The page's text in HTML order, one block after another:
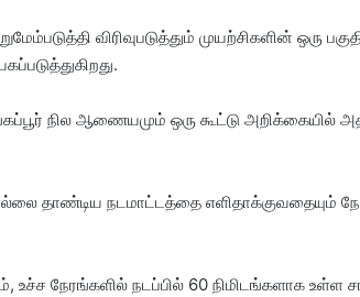
விரிவுபடுத்தும் முயற்சிகளின் ஒரு
நில ஆணையமும் ஒரு கூட்டு அறிக்கையில்
தாண்டிய நடமாட்டத்தை எளிதாக்குவதையும்
நேரங்களில் நடப்பில் 60 நிமிடங்களாக உள்ள